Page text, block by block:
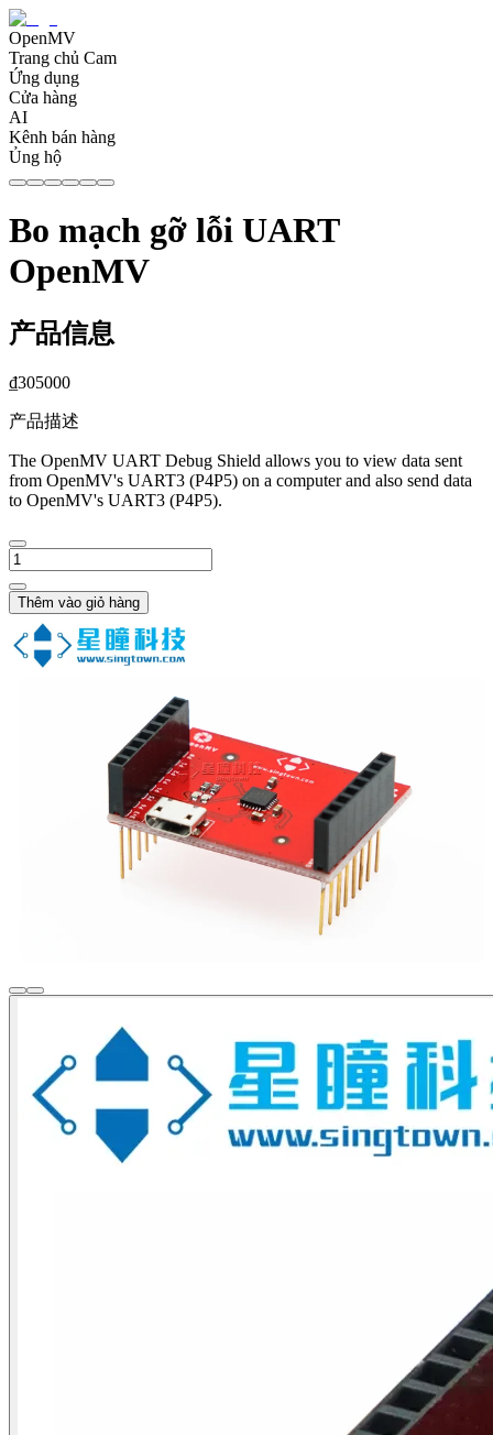
OpenMV
Trang chủ Cam
Ứng dụng
Cửa hàng
AI
Kênh bán hàng
Ủng hộ
Bo mạch gỡ lỗi UART
OpenMV
产品信息
₫305000
产品描述
The OpenMV UART Debug Shield allows you to view data sent
from OpenMV's UART3 (P4P5) on a computer and also send data
to OpenMV's UART3 (P4P5).
Thêm vào giỏ hàng